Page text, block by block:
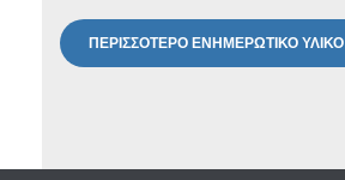
ΠΕΡΙΣΣΟΤΕΡΟ ΕΝΗΜΕΡΩΤΙΚΟ ΥΛΙΚΟ